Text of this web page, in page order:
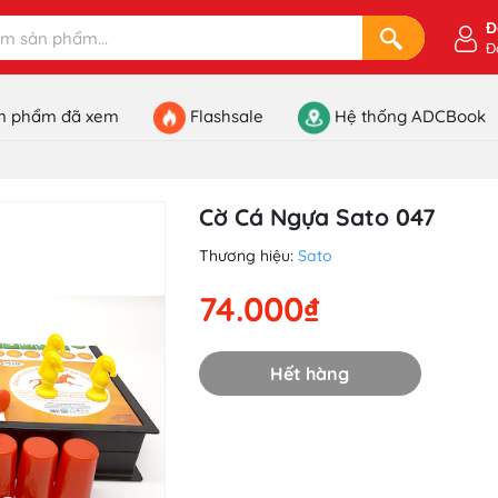
phẩm đã xem Flashsale Hệ thống ADCBook
Cờ Cá Ngựa Sato 047
Thương hiệu: Sato
74.000₫
Hết hàng